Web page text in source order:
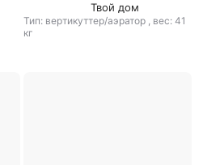
Твой дом
Тип: вертикуттер/аэратор , вес: 41
кг